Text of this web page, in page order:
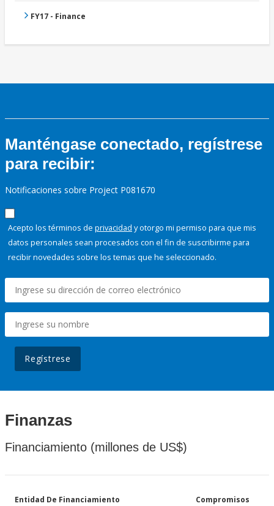
FY17 - Finance
Manténgase conectado, regístrese
para recibir:
Notificaciones sobre Project P081670
Acepto los términos de privacidad y otorgo mi permiso para que mis
datos personales sean procesados con el fin de suscribirme para
recibir novedades sobre los temas que he seleccionado.
Regístrese
Finanzas
Financiamiento (millones de US$)
Entidad De Financiamiento Compromisos